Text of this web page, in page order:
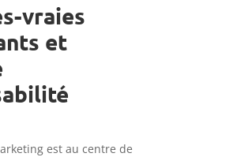
vraies
et
est au centre de